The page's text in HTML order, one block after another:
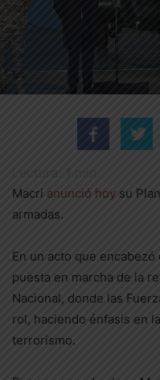
Macri anunció hoy su
armadas.
En un acto que
puesta en marcha de la
Nacional, donde las
rol, haciendo énfasis en
terrorismo.